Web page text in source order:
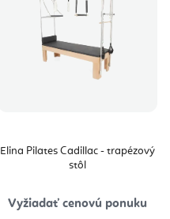
Elina Pilates Cadillac - trapézový
stôl
Vyžiadať cenovú ponuku